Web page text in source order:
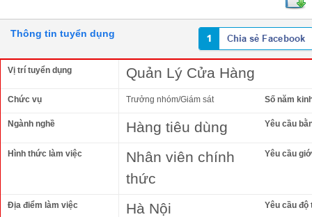
Thông tin tuyển dụng
Vị trí tuyển dụng Quản Lý Cửa Hàng
Chức vụ Trưởng nhóm/Giám sát Số năm
Ngành nghề Hàng tiêu dùng Yêu cầu
Hình thức làm việc
Nhân viên chính
thức
Yêu cầu
Địa điểm làm việc Hà Nội Yêu cầu độ